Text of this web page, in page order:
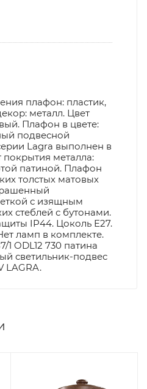
плафон: пластик,
металл. Цвет
Плафон в цвете:
подвесной
Lagra выполнен в
покрытия металла:
патиной. Плафон
толстых матовых
с изящным
стеблей с бутонами.
IP44. Цоколь E27.
ламп в комплекте.
ODL12 730 патина
светильник-подвес
LAGRA.